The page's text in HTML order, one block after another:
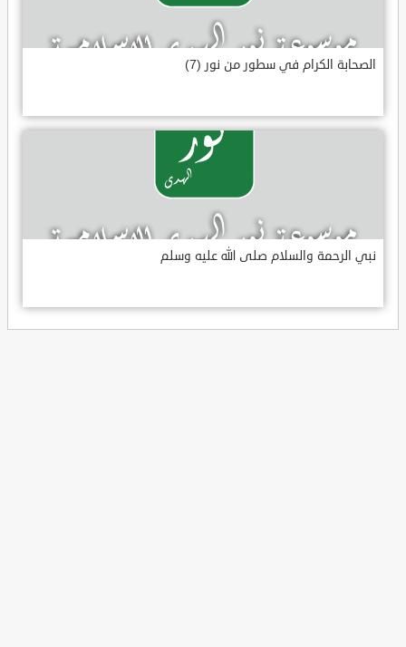
الصحابة الكرام في سطور من نور (7)
نبي الرحمة والسلام صلى الله عليه وسلم